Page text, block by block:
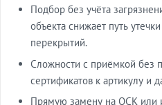
Подбор без учёта
объекта снижает путь
перекрытий.
Сложности с приёмкой без
сертификатов к артикулу и
Прямую замену на ОСК или